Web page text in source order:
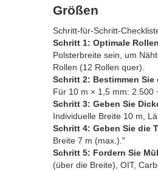
Größen
Schritt-für-Schritt-
Schritt 1: Optimale
Polsterbreite sein, um
Rollen (12 Rollen quer).
Schritt 2: Bestimmen
Für 10 m × 1,5 mm: 2.500
Schritt 3: Geben Sie
Individuelle Breite 10 m,
Schritt 4: Geben Sie die
Breite 7 m (max.)."
Schritt 5: Fordern Sie
(über die Breite), OIT,